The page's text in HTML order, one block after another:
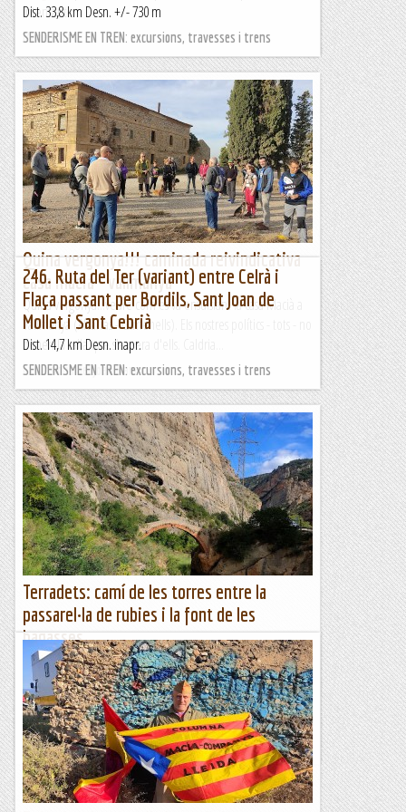
intentant...
Manel&Ita
Dist. 33,8 km Desn. +/- 730 m
SENDERISME EN TREN: excursions, travesses i trens
Quina vergonya!!! caminada reivindicativa
casa macia - vallmanya
Quina vergonya...veure com es va ensulsiant la casa Macià a
Vallmanya (Alcarràs - Gimenells). Els nostres polítics - tots - no
donen la talla que s'espera d'ells. Caldria...
Excursions del Joan Ramon
246. Ruta del Ter (variant) entre Celrà i
Flaça passant per Bordils, Sant Joan de
Mollet i Sant Cebrià
Dist. 14,7 km Desn. inapr.
SENDERISME EN TREN: excursions, travesses i trens
Terradets: camí de les torres entre la
passarel·la de rubies i la font de les
bagasses
Hem de començar a pensar en la Diada del Camí de
muntanya d'enguany. Em sembla que el camí de les Torres
podria ser un camí prou interessant per recuperar i
difondre....
Excursions del Joan Ramon